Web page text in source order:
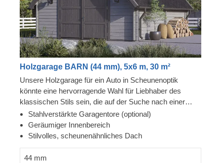
Holzgarage BARN (44 mm), 5x6 m, 30 m²
Unsere Holzgarage für ein Auto in Scheunenoptik
könnte eine hervorragende Wahl für Liebhaber des
klassischen Stils sein, die auf der Suche nach einer
einzigartigen Aufbewahrungsmöglichkeit für ihr
Fahrzeug sind. Wenn Sie eine elegante und funktionelle
Garage für Ihr Auto suchen, sollten Sie sich dieses
Stahlverstärkte Garagentore (optional)
Geräumiger Innenbereich
Stilvolles, scheunenähnliches Dach
44 mm